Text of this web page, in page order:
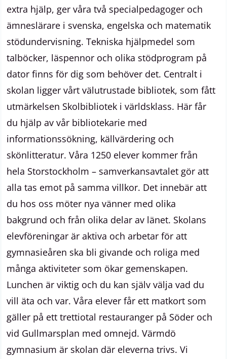
extra hjälp, ger våra två specialpedagoger och
ämneslärare i svenska, engelska och matematik
stödundervisning. Tekniska hjälpmedel som
talböcker, läspennor och olika stödprogram på
dator finns för dig som behöver det. Centralt i
skolan ligger vårt välutrustade bibliotek, som fått
utmärkelsen Skolbibliotek i världsklass. Här får
du hjälp av vår bibliotekarie med
informationssökning, källvärdering och
skönlitteratur. Våra 1250 elever kommer från
hela Storstockholm – samverkansavtalet gör att
alla tas emot på samma villkor. Det innebär att
du hos oss möter nya vänner med olika
bakgrund och från olika delar av länet. Skolans
elevföreningar är aktiva och arbetar för att
gymnasieåren ska bli givande och roliga med
många aktiviteter som ökar gemenskapen.
Lunchen är viktig och du kan själv välja vad du
vill äta och var. Våra elever får ett matkort som
gäller på etttrettiotal restauranger på Söder och
vid Gullmarsplan med omnejd. Värmdö
gymnasium är skolan där eleverna trivs. Vi